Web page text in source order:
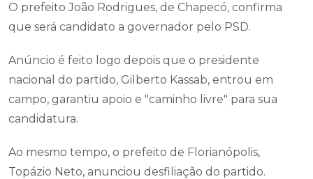
O prefeito João Rodrigues, de Chapecó, confirma
que será candidato a governador pelo PSD.
Anúncio é feito logo depois que o presidente
nacional do partido, Gilberto Kassab, entrou em
campo, garantiu apoio e "caminho livre" para sua
candidatura.
Ao mesmo tempo, o prefeito de Florianópolis,
Topázio Neto, anunciou desfiliação do partido.